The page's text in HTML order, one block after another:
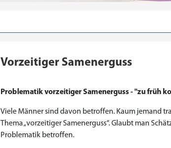
Vorzeitiger Samenerguss
Problematik vorzeitiger Samenerguss - "zu früh
Viele Männer sind davon betroffen. Kaum jemand
Thema „vorzeitiger Samenerguss“. Glaubt man
Problematik betroffen.